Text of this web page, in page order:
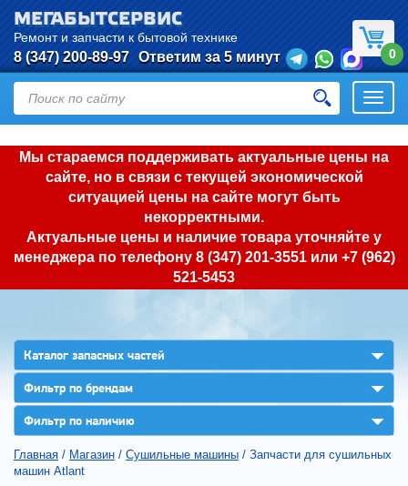
Мы стараемся поддерживать актуальные цены на
сайте, но в связи с текущей экономической
ситуацией цены на сайте могут быть
некорректными.
Актуальные цены и наличие товара уточняйте у
менеджера по телефону 8 (347) 201-3551или +7 (962)
521-5453
МЕГАБЫТСЕРВИС
Ремонт и запчасти к бытовой технике
8 (347) 200-89-97 Ответим за 5 минут 0
Каталог запасных частей ▼
Фильтр по брендам ▼
Фильтр по наличию ▼
Главная / Магазин / Сушильные машины / Запчасти для сушильных
машин Atlant